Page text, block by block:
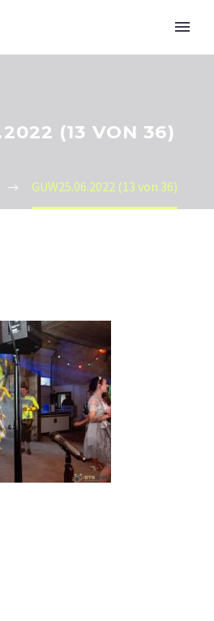
(13 VON 36)
GUW25.06.2022 (13 von 36)